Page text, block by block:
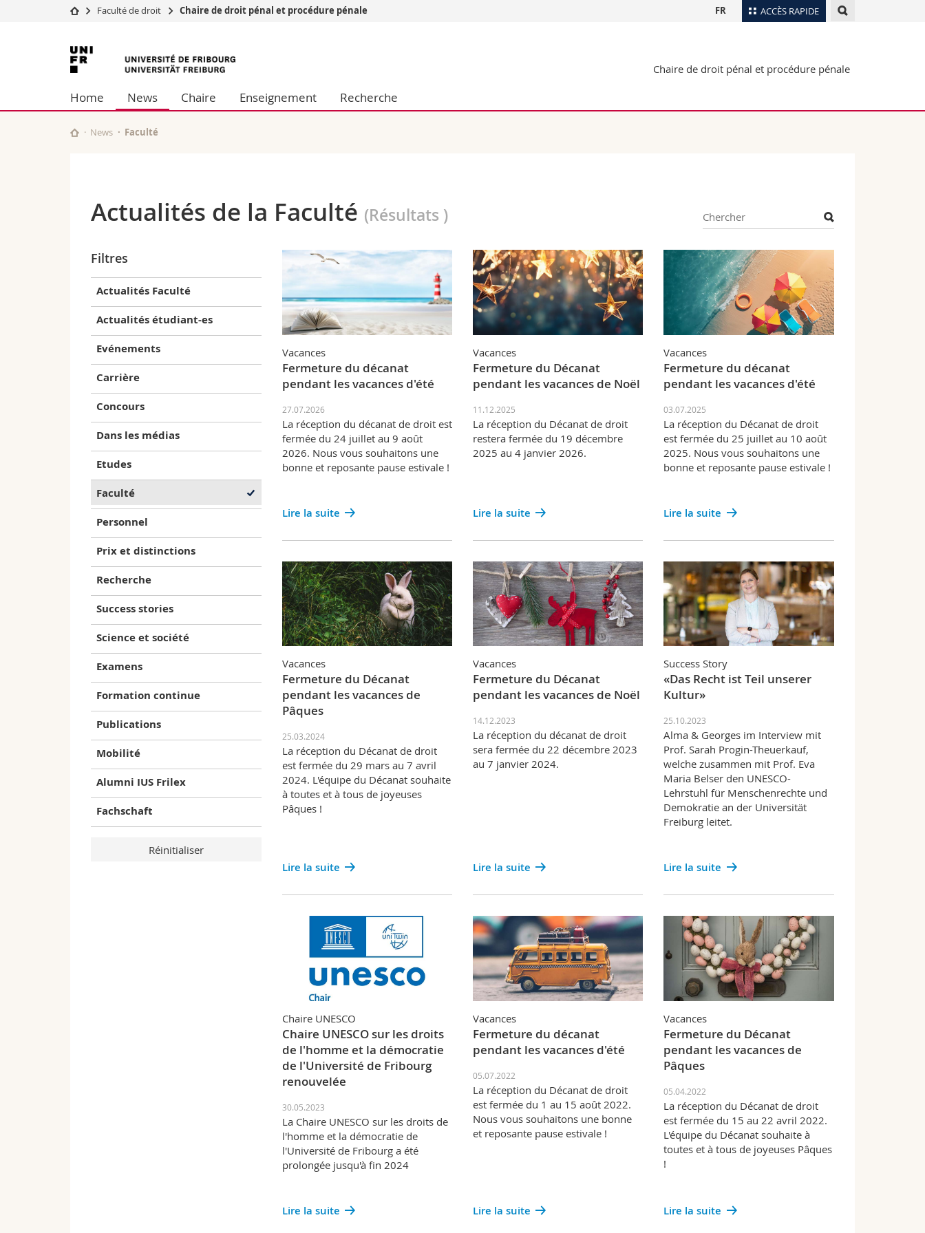
ACCÈS RAPIDE
Université
Recherche
Université
Formation continue
Sciences économiques et sociales et management
Lettres et sciences humaines
Chercheurs
Plan d'accès
Webmail
FR
Faculté de droit Chaire de droit pénal et procédure pénale
Université
de
Fribourg
Chaire de droit pénal et procédure pénale
Home News Chaire Enseignement Recherche
News Faculté
Actualités de la Faculté (Résultats )
Filtres
Actualités Faculté
Actualités étudiant-es
Evénements
Carrière
Concours
Dans les médias
Etudes
Faculté
Personnel
Prix et distinctions
Recherche
Success stories
Science et société
Examens
Formation continue
Publications
Mobilité
Alumni IUS Frilex
Fachschaft
Vacances
Fermeture du décanat
pendant les vacances d'été
27.07.2026
La réception du décanat de droit est
fermée du 24 juillet au 9 août
2026. Nous vous souhaitons une
bonne et reposante pause estivale !
Lire la suite
Vacances
Fermeture du Décanat
pendant les vacances de Noël
11.12.2025
La réception du Décanat de droit
restera fermée du 19 décembre
2025 au 4 janvier 2026.
Lire la suite
Vacances
Fermeture du décanat
pendant les vacances d'été
03.07.2025
La réception du Décanat de droit
est fermée du 25 juillet au 10 août
2025. Nous vous souhaitons une
bonne et reposante pause estivale !
Lire la suite
Vacances
Fermeture du Décanat
pendant les vacances de
Pâques
25.03.2024
La réception du Décanat de droit
est fermée du 29 mars au 7 avril
2024. L'équipe du Décanat souhaite
à toutes et à tous de joyeuses
Pâques !
Lire la suite
Vacances
Fermeture du Décanat
pendant les vacances de Noël
14.12.2023
La réception du décanat de droit
sera fermée du 22 décembre 2023
au 7 janvier 2024.
Lire la suite
Success Story
«Das Recht ist Teil unserer
Kultur»
25.10.2023
Alma & Georges im Interview mit
Prof. Sarah Progin-Theuerkauf,
welche zusammen mit Prof. Eva
Maria Belser den UNESCO-
Lehrstuhl für Menschenrechte und
Demokratie an der Universität
Freiburg leitet.
Lire la suite
Chaire UNESCO
Chaire UNESCO sur les droits
de l'homme et la démocratie
de l'Université de Fribourg
renouvelée
30.05.2023
La Chaire UNESCO sur les droits de
l'homme et la démocratie de
l'Université de Fribourg a été
prolongée jusqu'à fin 2024
Lire la suite
Vacances
Fermeture du décanat
pendant les vacances d'été
05.07.2022
La réception du Décanat de droit
est fermée du 1 au 15 août 2022.
Nous vous souhaitons une bonne
et reposante pause estivale !
Lire la suite
Vacances
Fermeture du Décanat
pendant les vacances de
Pâques
05.04.2022
La réception du Décanat de droit
est fermée du 15 au 22 avril 2022.
L'équipe du Décanat souhaite à
toutes et à tous de joyeuses Pâques
!
Lire la suite